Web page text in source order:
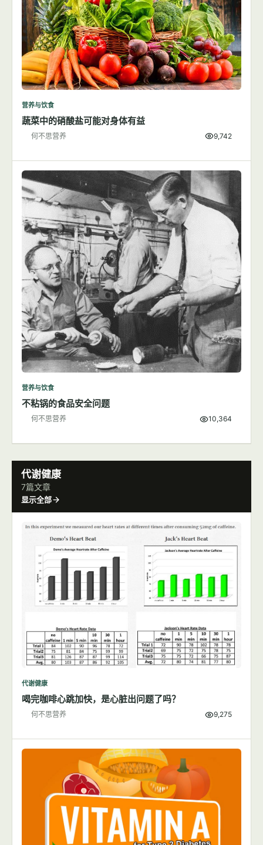
营养与饮食
蔬菜中的硝酸盐可能对身体有益
何不思营养 9,742
营养与饮食
不粘锅的食品安全问题
何不思营养 10,364
代谢健康
7篇文章
显示全部
代谢健康
喝完咖啡心跳加快，是心脏出问题了吗？
何不思营养 9,275